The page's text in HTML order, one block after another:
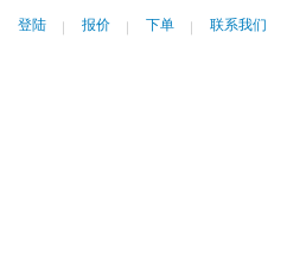
登陆 报价 下单 联系我们